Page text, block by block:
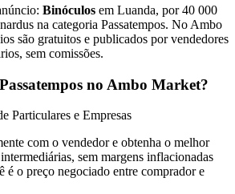
Binóculos em Luanda, por 40 000
na categoria Passatempos. No Ambo
são gratuitos e publicados por vendedores
sem comissões.
no Ambo Market?
Particulares e Empresas
com o vendedor e obtenha o melhor
sem margens inflacionadas
o preço negociado entre comprador e